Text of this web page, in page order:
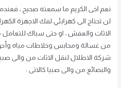
نعم اخى الكريم ما سمعته صحيح ،
لن تحتاج الى كهرابئي لفك الاجهزة
الاثاث والعفش ، او حتى سباك للتعامل
من غسالة ومحابس وخلاطات مياه
شركة الاطلال لنقل الاثاث من والى
والبضائع من والى صبيا كالاتى :